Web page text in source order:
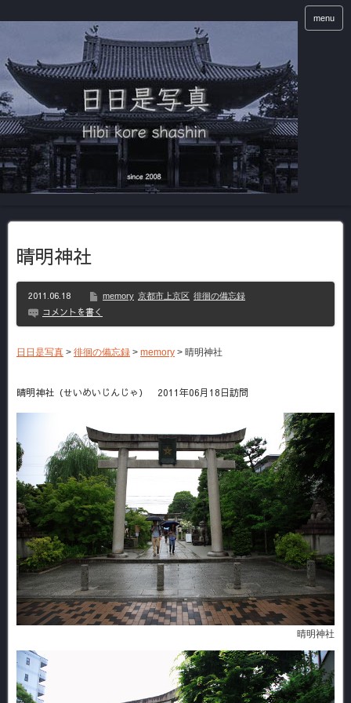
menu
晴明神社
2011.06.18 memory 京都市上京区 徘徊の備忘録
コメントを書く
日日是写真 > 徘徊の備忘録 > memory > 晴明神社
晴明神社（せいめいじんじゃ） 2011年06月18日訪問
晴明神社